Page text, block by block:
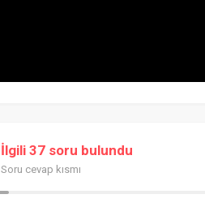
İlgili 37 soru bulundu
Soru cevap kısmı